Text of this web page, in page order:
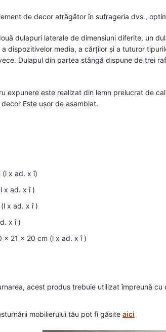
de decor atrăgător în sufrageria dvs.,
dulapuri laterale de dimensiuni diferite, un
dispozitivelor media, a cărților și a tuturor
Dulapul din partea stângă dispune de trei
expunere este realizat din lemn prelucrat de
Este ușor de asamblat.
(l x ad. x î)
x ad. x î )
x ad. x î )
x î )
x 21 x 20 cm (l x ad. x î )
acest produs trebuie utilizat împreună
mobilierului tău pot fi găsite aici